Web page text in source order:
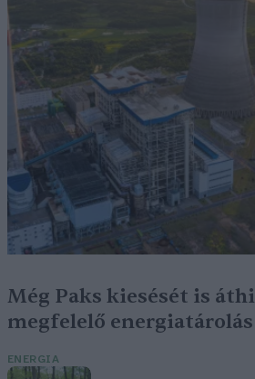
Még Paks kiesését is
megfelelő energiatárolás
ENERGIA